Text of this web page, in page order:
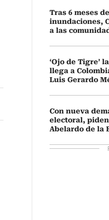
Tras 6 meses
inundaciones,
a las
‘Ojo de Tigre’
llega a
Luis Gerardo
Con nueva
electoral,
Abelardo de la